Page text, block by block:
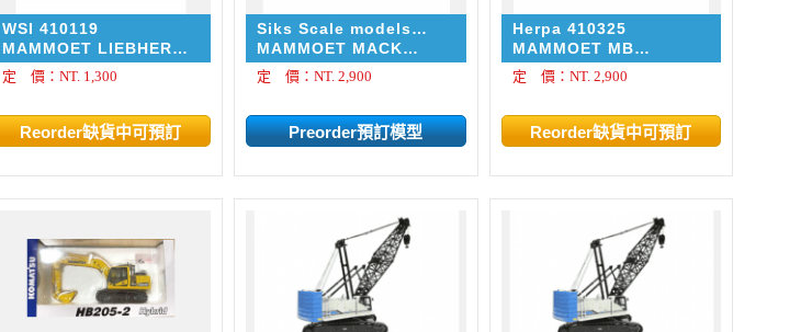
WSI 410119
MAMMOET LIEBHERR
MOBILE CRANE
定 價：NT. 1,300
Siks Scale models
410115
MAMMOET MACK
TRUCKS 1:87 SET
定 價：NT. 2,900
Herpa 410325
MAMMOET MB
ACTROS SLT WITH
HEAVY DUTY TRAILER
定 價：NT. 2,900